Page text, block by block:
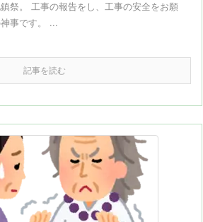
祭。 工事の報告をし、工事の安全をお願
事です。 ...
記事を読む